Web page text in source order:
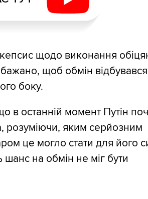
щодо виконання
щоб обмін
боку.
в останній момент Путін
розуміючи, яким серйозним
це могло стати для його
на обмін не міг бути